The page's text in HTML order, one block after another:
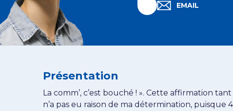
Linkedin Mélodie
EMAIL MÉLODIE
EMAIL
Présentation
La comm’, c’est bouché ! ». Cette affirmation
n’a pas eu raison de ma détermination, puisque